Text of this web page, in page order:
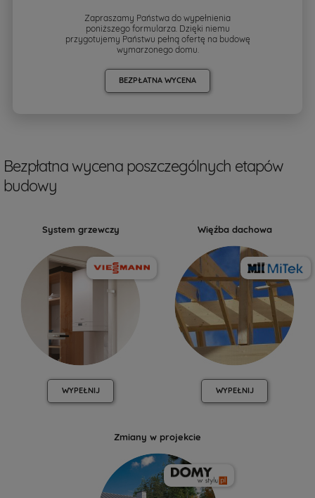
Zapraszamy Państwa do wypełnienia
poniższego formularza. Dzięki niemu
przygotujemy Państwu pełną ofertę na budowę
wymarzonego domu.
BEZPŁATNA WYCENA
Bezpłatna wycena poszczególnych etapów
budowy
System grzewczy
WYPEŁNIJ
Więźba dachowa
WYPEŁNIJ
Zmiany w projekcie